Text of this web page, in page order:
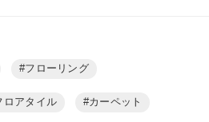
フローリング
ロアタイル カーペット